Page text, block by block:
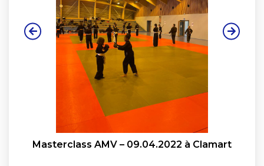
Masterclass AMV – 09.04.2022 à Clamart